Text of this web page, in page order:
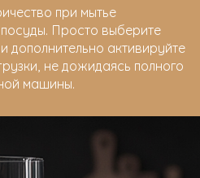
при мытье
Просто выберите
активируйте
не дожидаясь полного
машины.